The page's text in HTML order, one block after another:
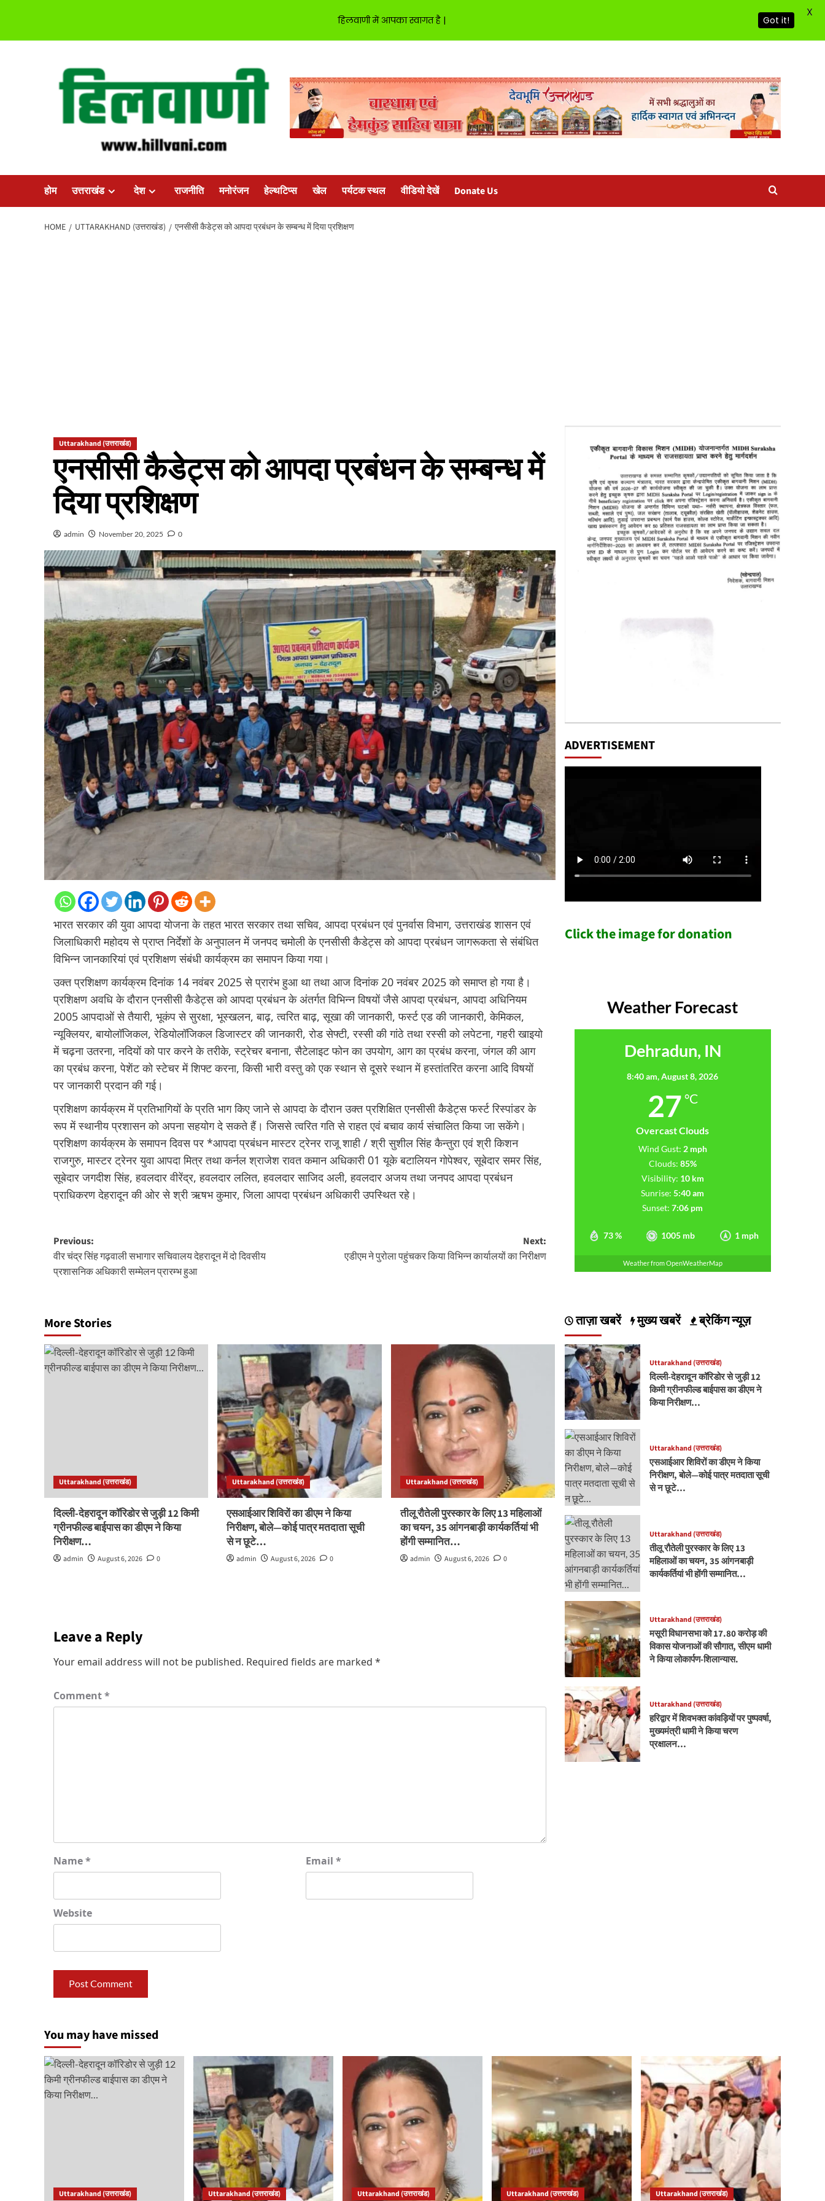
होम उत्तराखंड देश राजनीति मनोरंजन हेल्थटिप्स खेल पर्यटक स्थल वीडियो देखें Donate Us
HOME UTTARAKHAND (उत्तराखंड) एनसीसी कैडेट्स को आपदा प्रबंधन के सम्बन्ध में दिया प्रशिक्षण
Uttarakhand (उत्तराखंड)
एनसीसी कैडेट्स को आपदा प्रबंधन के सम्बन्ध में
दिया प्रशिक्षण
admin November 20, 2025 0
भारत सरकार की युवा आपदा योजना के तहत भारत सरकार तथा सचिव, आपदा प्रबंधन एवं पुनर्वास विभाग, उत्तराखंड शासन एवं
जिलाधिकारी महोदय से प्राप्त निर्देशों के अनुपालन में जनपद चमोली के एनसीसी कैडेट्स को आपदा प्रबंधन जागरूकता से संबंधित
विभिन्न जानकारियां एवं प्रशिक्षण संबंधी कार्यक्रम का समापन किया गया।
उक्त प्रशिक्षण कार्यक्रम दिनांक 14 नवंबर 2025 से प्रारंभ हुआ था तथा आज दिनांक 20 नवंबर 2025 को समाप्त हो गया है।
प्रशिक्षण अवधि के दौरान एनसीसी कैडेट्स को आपदा प्रबंधन के अंतर्गत विभिन्न विषयों जैसे आपदा प्रबंधन, आपदा अधिनियम
2005 आपदाओं से तैयारी, भूकंप से सुरक्षा, भूस्खलन, बाढ़, त्वरित बाढ़, सूखा की जानकारी, फर्स्ट एड की जानकारी, केमिकल,
न्यूक्लियर, बायोलॉजिकल, रेडियोलॉजिकल डिजास्टर की जानकारी, रोड सेफ्टी, रस्सी की गांठे तथा रस्सी को लपेटना, गहरी खाइयो
में चढ़ना उतरना, नदियों को पार करने के तरीके, स्ट्रेचर बनाना, सैटेलाइट फोन का उपयोग, आग का प्रबंध करना, जंगल की आग
का प्रबंध करना, पेशेंट को स्टेचर में शिफ्ट करना, किसी भारी वस्तु को एक स्थान से दूसरे स्थान में हस्तांतरित करना आदि विषयों
पर जानकारी प्रदान की गई।
प्रशिक्षण कार्यक्रम में प्रतिभागियों के प्रति भाग किए जाने से आपदा के दौरान उक्त प्रशिक्षित एनसीसी कैडेट्स फर्स्ट रिस्पांडर के
रूप में स्थानीय प्रशासन को अपना सहयोग दे सकते हैं। जिससे त्वरित गति से राहत एवं बचाव कार्य संचालित किया जा सकेंगे।
प्रशिक्षण कार्यक्रम के समापन दिवस पर *आपदा प्रबंधन मास्टर ट्रेनर राजू शाही / श्री सुशील सिंह कैन्तुरा एवं श्री किशन
राजगुरु, मास्टर ट्रेनर युवा आपदा मित्र तथा कर्नल श्राजेश रावत कमान अधिकारी 01 यूके बटालियन गोपेश्वर, सूबेदार समर सिंह,
सूबेदार जगदीश सिंह, हवलदार वीरेंद्र, हवलदार ललित, हवलदार साजिद अली, हवलदार अजय तथा जनपद आपदा प्रबंधन
प्राधिकरण देहरादून की ओर से श्री ऋषभ कुमार, जिला आपदा प्रबंधन अधिकारी उपस्थित रहे।
Post
navigation
Previous:
वीर चंद्र सिंह गढ़वाली सभागार सचिवालय देहरादून में दो दिवसीय
प्रशासनिक अधिकारी सम्मेलन प्रारम्भ हुआ
Next:
एडीएम ने पुरोला पहुंचकर किया विभिन्न कार्यालयों का निरीक्षण
More Stories
Uttarakhand (उत्तराखंड)
दिल्ली-देहरादून कॉरिडोर से जुड़ी 12 किमी
ग्रीनफील्ड बाईपास का डीएम ने किया
निरीक्षण…
admin August 6, 2026 0
Uttarakhand (उत्तराखंड)
एसआईआर शिविरों का डीएम ने किया
निरीक्षण, बोले—कोई पात्र मतदाता सूची
से न छूटे…
admin August 6, 2026 0
Uttarakhand (उत्तराखंड)
तीलू रौतेली पुरस्कार के लिए 13 महिलाओं
का चयन, 35 आंगनबाड़ी कार्यकर्तियां भी
होंगी सम्मानित…
admin August 6, 2026 0
Leave a Reply
Your email address will not be published. Required fields are marked *
Comment*
Name* Email*
Website
ADVERTISEMENT
Click the image for donation
Weather Forecast
Dehradun, IN
8:40 am,August 8, 2026
27 °C
Overcast Clouds
73 % 1005 mb 1 mph
Wind Gust: 2 mph
Clouds: 85%
Visibility: 10 km
Sunrise: 5:40 am
Sunset: 7:06 pm
Weather from OpenWeatherMap
ताज़ा खबरें मुख्य खबरें ब्रेकिंग न्यूज़
Uttarakhand (उत्तराखंड)
दिल्ली-देहरादून कॉरिडोर से जुड़ी 12
किमी ग्रीनफील्ड बाईपास का डीएम ने
किया निरीक्षण…
Uttarakhand (उत्तराखंड)
एसआईआर शिविरों का डीएम ने किया
निरीक्षण, बोले—कोई पात्र मतदाता सूची
से न छूटे…
Uttarakhand (उत्तराखंड)
तीलू रौतेली पुरस्कार के लिए 13
महिलाओं का चयन, 35 आंगनबाड़ी
कार्यकर्तियां भी होंगी सम्मानित…
Uttarakhand (उत्तराखंड)
मसूरी विधानसभा को 17.80 करोड़ की
विकास योजनाओं की सौगात, सीएम धामी
ने किया लोकार्पण-शिलान्यास.
Uttarakhand (उत्तराखंड)
हरिद्वार में शिवभक्त कांवड़ियों पर पुष्पवर्षा,
मुख्यमंत्री धामी ने किया चरण
प्रक्षालन…
You may have missed
Uttarakhand (उत्तराखंड) Uttarakhand (उत्तराखंड) Uttarakhand (उत्तराखंड) Uttarakhand (उत्तराखंड) Uttarakhand (उत्तराखंड)
हिलवाणी में आपका स्वागत है | Got it!
X